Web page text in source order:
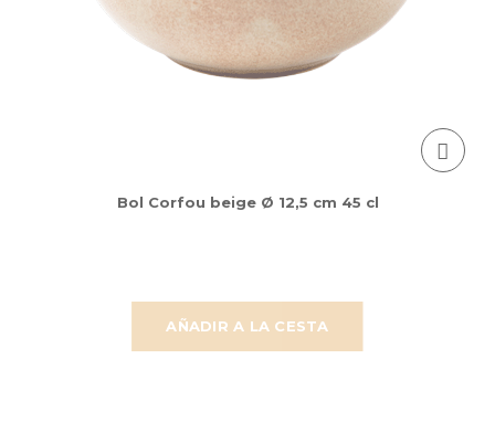
AÑADIR A LA CESTA
Bol Corfou beige Ø 12,5 cm 45 cl